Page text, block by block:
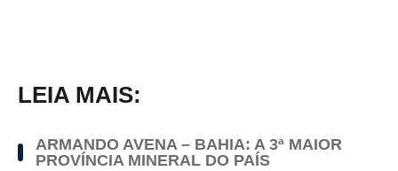
LEIA MAIS:
ARMANDO AVENA – BAHIA: A 3ª MAIOR
PROVÍNCIA MINERAL DO PAÍS